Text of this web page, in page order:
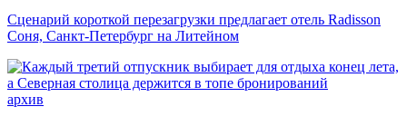
Сценарий короткой перезагрузки предлагает отель Radisson
Соня, Санкт-Петербург на Литейном
архив